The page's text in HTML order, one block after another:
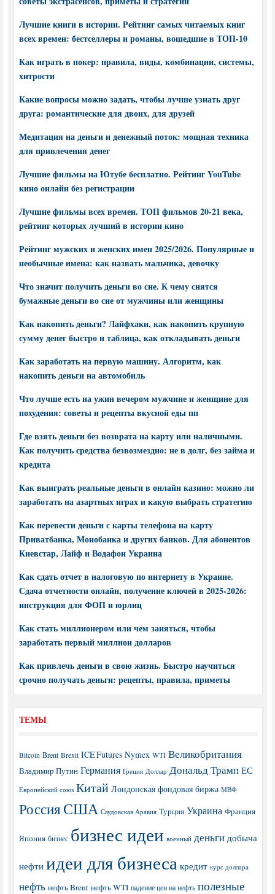
Лучшие книги в истории. Рейтинг самых читаемых книг
всех времен: бестселлеры и романы, вошедшие в ТОП-10
Как играть в покер: правила, виды, комбинации, системы,
хитрости
Какие вопросы можно задать, чтобы лучше узнать друг
друга: романтические для двоих, для друзей
Медитация на деньги и денежный поток: мощная техника
для привлечения денег
Лучшие фильмы на Ютубе бесплатно. Рейтинг YouTube
кино онлайн без регистрации
Лучшие фильмы всех времен. ТОП фильмов 20-21 века,
рейтинг которых лучший в истории кино
Рейтинг мужских и женских имен 2025/2026. Популярные и
необычные имена: как назвать мальчика, девочку
Что значит получить деньги во сне. К чему снятся
бумажные деньги во сне от мужчины или женщины
Как накопить деньги? Лайфхаки, как накопить крупную
сумму денег быстро и таблица, как откладывать деньги
Как заработать на первую машину. Алгоритм, как
накопить деньги на автомобиль
Что лучше есть на ужин вечером мужчине и женщине для
похудения: советы и рецепты вкусной еды пп
Где взять деньги без возврата на карту или наличными.
Как получить средства безвозмездно: не в долг, без займа и
кредита
Как выиграть реальные деньги в онлайн казино: можно ли
заработать на азартных играх и какую выбрать стратегию
Как перевести деньги с карты телефона на карту
Приватбанка, Монобанка и других банков. Для абонентов
Киевстар, Лайф и Водафон Украина
Как сдать отчет в налоговую по интернету в Украине.
Сдача отчетности онлайн, получение ключей в 2025-2026:
инструкция для ФОП и юрлиц
Как стать миллионером или чем заняться, чтобы
заработать первый миллион долларов
Как привлечь деньги в свою жизнь. Быстро научиться
срочно получать деньги: рецепты, правила, приметы
ТЕМЫ
Bitcoin Brent Brexit ICE Futures Nymex WTI Великобритания
Владимир Путин Германия Греция Доллар Дональд Трамп ЕС
Европейский союз Китай Лондонская фондовая биржа МВФ
РоссияСША Саудовская Аравия Турция Украина Франция
Япония бизнес бизнес идеи военный деньги добыча
нефти идеи для бизнеса кредит курс доллара
нефть нефть Brent нефть WTI падение цен на нефть полезные